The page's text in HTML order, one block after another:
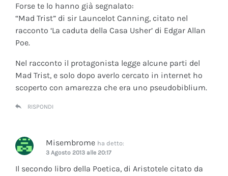
Forse te lo hanno già segnalato:
“Mad Trist” di sir Launcelot Canning, citato nel
racconto ‘La caduta della Casa Usher’ di Edgar Allan
Poe.
Nel racconto il protagonista legge alcune parti del
Mad Trist, e solo dopo averlo cercato in internet ho
scoperto con amarezza che era uno pseudobiblium.
RISPONDI
Misembrome ha detto:
3 Agosto 2013 alle 20:17
Il secondo libro della Poetica, di Aristotele citato da